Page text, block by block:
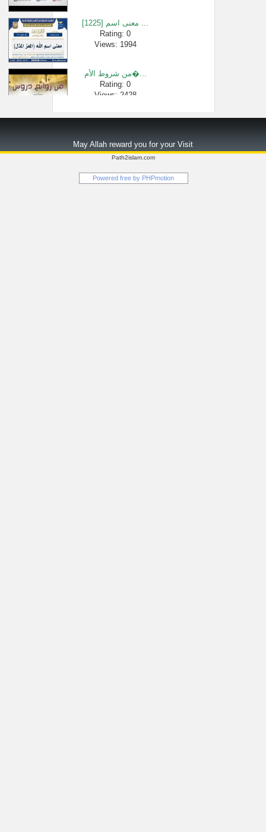
[1225] معنى اسم ...
Rating: 0
Views: 1994
من شروط الأم�...
Rating: 0
Views: 2428
Views: 73277
حكم الصلاة و�...
Rating: 0
May Allah reward you for your Visit
Path2islam.com
Powered free by PHPmotion